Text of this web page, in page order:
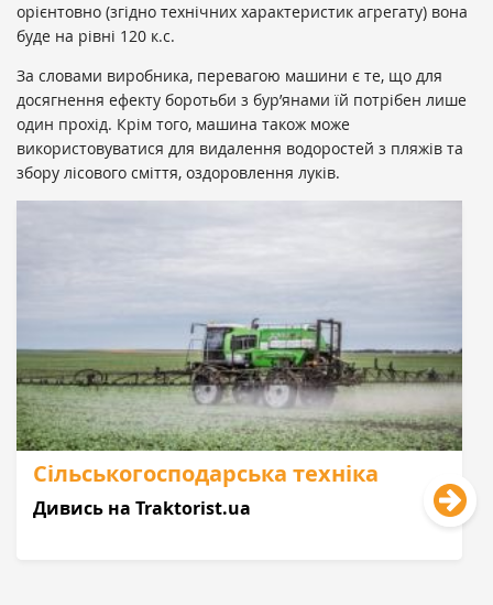
орієнтовно (згідно технічних характеристик агрегату) вона
буде на рівні 120 к.с.
За словами виробника, перевагою машини є те, що для
досягнення ефекту боротьби з бур’янами їй потрібен лише
один прохід. Крім того, машина також може
використовуватися для видалення водоростей з пляжів та
збору лісового сміття, оздоровлення луків.
Сільськогосподарська техніка
Дивись на Traktorist.ua